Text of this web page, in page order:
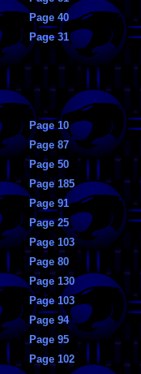
Page 40
Page 31
Page 10
Page 87
Page 50
Page 185
Page 91
Page 25
Page 103
Page 80
Page 130
Page 103
Page 94
Page 95
Page 102